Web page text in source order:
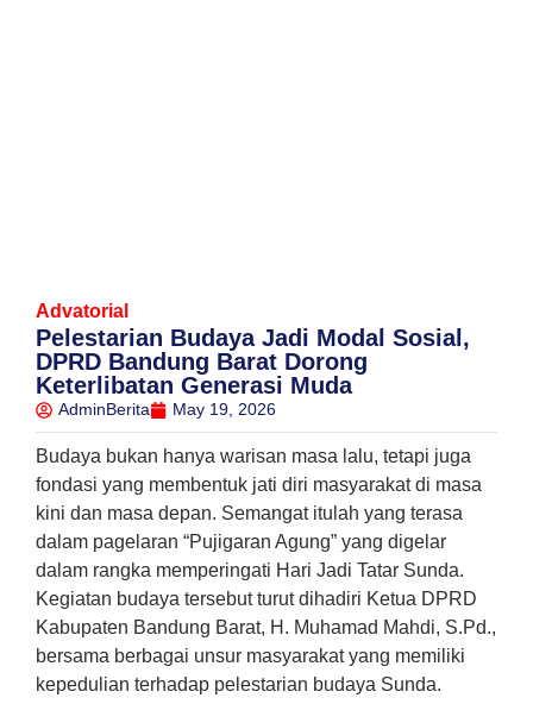
Advatorial
Pelestarian Budaya Jadi Modal Sosial,
DPRD Bandung Barat Dorong
Keterlibatan Generasi Muda
AdminBerita May 19, 2026
Budaya bukan hanya warisan masa lalu, tetapi juga
fondasi yang membentuk jati diri masyarakat di masa
kini dan masa depan. Semangat itulah yang terasa
dalam pagelaran “Pujigaran Agung” yang digelar
dalam rangka memperingati Hari Jadi Tatar Sunda.
Kegiatan budaya tersebut turut dihadiri Ketua DPRD
Kabupaten Bandung Barat, H. Muhamad Mahdi, S.Pd.,
bersama berbagai unsur masyarakat yang memiliki
kepedulian terhadap pelestarian budaya Sunda.